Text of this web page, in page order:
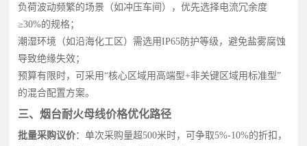
负荷波动频繁的场景（如冲压车间），优先选择电流冗余度
≥30%的规格；
潮湿环境（如沿海化工区）需选用IP65防护等级，避免盐雾腐蚀
导致绝缘失效；
预算有限时，可采用“核心区域用高端型+非关键区域用标准型”
的混合配置方案。
三、烟台耐火母线价格优化路径
批量采购议价：单次采购量超500米时，可争取5%-10%的折扣，